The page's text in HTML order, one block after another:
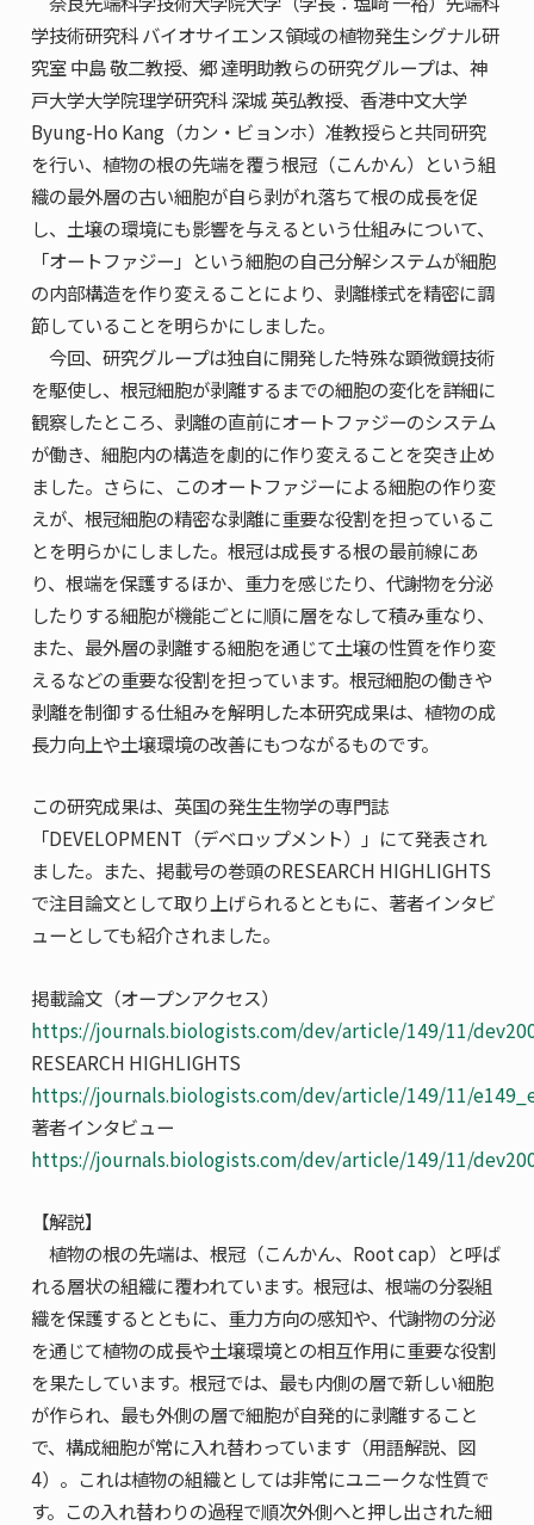
海外ラボインターンシップ
国際学生ワークショップ
UCDリトリート
UCDオンラインゼミナール
生活
保護者の方へ
受験生の方へ
在学生の方へ
教職員の方へ
地域・一般の方へ
企業・研究者の方へ
学技術研究科 バイオサイエンス領域の植物発生シグナル研
究室 中島 敬二教授、郷 達明助教らの研究グループは、神
戸大学大学院理学研究科 深城 英弘教授、香港中文大学
Byung-Ho Kang（カン・ビョンホ）准教授らと共同研究
を行い、植物の根の先端を覆う根冠（こんかん）という組
織の最外層の古い細胞が自ら剥がれ落ちて根の成長を促
し、土壌の環境にも影響を与えるという仕組みについて、
「オートファジー」という細胞の自己分解システムが細胞
の内部構造を作り変えることにより、剥離様式を精密に調
節していることを明らかにしました。
今回、研究グループは独自に開発した特殊な顕微鏡技術
を駆使し、根冠細胞が剥離するまでの細胞の変化を詳細に
観察したところ、剥離の直前にオートファジーのシステム
が働き、細胞内の構造を劇的に作り変えることを突き止め
ました。さらに、このオートファジーによる細胞の作り変
えが、根冠細胞の精密な剥離に重要な役割を担っているこ
とを明らかにしました。根冠は成長する根の最前線にあ
り、根端を保護するほか、重力を感じたり、代謝物を分泌
したりする細胞が機能ごとに順に層をなして積み重なり、
また、最外層の剥離する細胞を通じて土壌の性質を作り変
えるなどの重要な役割を担っています。根冠細胞の働きや
剥離を制御する仕組みを解明した本研究成果は、植物の成
長力向上や土壌環境の改善にもつながるものです。
この研究成果は、英国の発生生物学の専門誌
「DEVELOPMENT（デベロップメント）」にて発表され
ました。また、掲載号の巻頭のRESEARCH HIGHLIGHTS
で注目論文として取り上げられるとともに、著者インタビ
ューとしても紹介されました。
掲載論文（オープンアクセス）
https://journals.biologists.com/dev/article/149/11/
RESEARCH HIGHLIGHTS
https://journals.biologists.com/dev/article/149/11/
著者インタビュー
https://journals.biologists.com/dev/article/149/11/
【解説】
植物の根の先端は、根冠（こんかん、Root cap）と呼ば
れる層状の組織に覆われています。根冠は、根端の分裂組
織を保護するとともに、重力方向の感知や、代謝物の分泌
を通じて植物の成長や土壌環境との相互作用に重要な役割
を果たしています。根冠では、最も内側の層で新しい細胞
が作られ、最も外側の層で細胞が自発的に剥離すること
で、構成細胞が常に入れ替わっています（用語解説、図
4）。これは植物の組織としては非常にユニークな性質で
す。この入れ替わりの過程で順次外側へと押し出された細